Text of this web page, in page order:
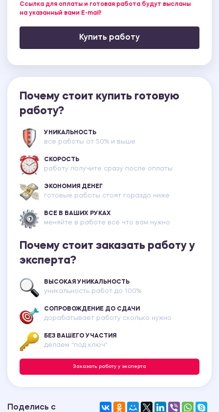
Ссылка для оплаты и готовая работа будут высланы
на указанный вами E-mail!
Купить работу
Почему стоит купить готовую
работу?
УНИКАЛЬНОСТЬ
все работы от 50% и выше
СКОРОСТЬ
работу получите сразу после оплаты
ЭКОНОМИЯ ДЕНЕГ
готовые работы стоят гораздо ниже
ВСЕ В ВАШИХ РУКАХ
меняйте в работе всё что вам нужно
Почему стоит заказать работу у
эксперта?
ВЫСОКАЯ УНИКАЛЬНОСТЬ
уникальность работ до 100%
СОПРОВОЖДЕНИЕ ДО СДАЧИ
дорабатывает работу сколько нужно
БЕЗ ВАШЕГО УЧАСТИЯ
делаем "под ключ"
Заказать работу у эксперта
Поделись с